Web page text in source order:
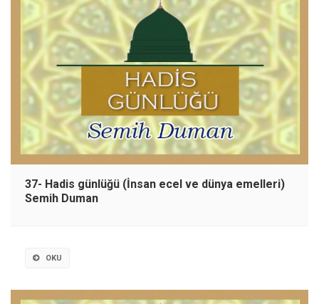
37- Hadis günlüğü (İnsan ecel ve dünya emelleri)
Semih Duman
OKU